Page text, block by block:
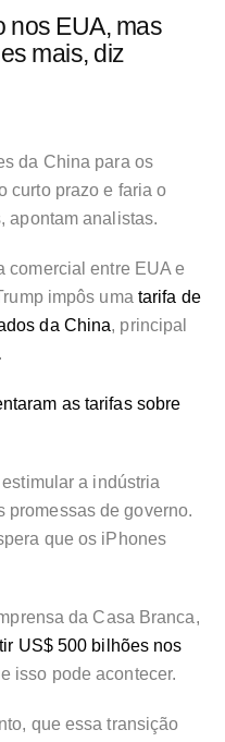
nos EUA, mas
mais, diz
da China para os
curto prazo e faria o
, apontam analistas.
comercial entre EUA e
impôs uma tarifa de
da China, principal
as tarifas sobre
estimular a indústria
promessas de governo.
que os iPhones
da Casa Branca,
US$ 500 bilhões nos
isso pode acontecer.
que essa transição